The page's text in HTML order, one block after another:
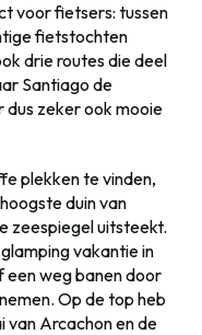
voor fietsers: tussen
fietstochten
drie routes die deel
Santiago de
dus zeker ook mooie
plekken te vinden,
duin van
zeespiegel uitsteekt.
vakantie in
een weg banen door
Op de top heb
van Arcachon en de